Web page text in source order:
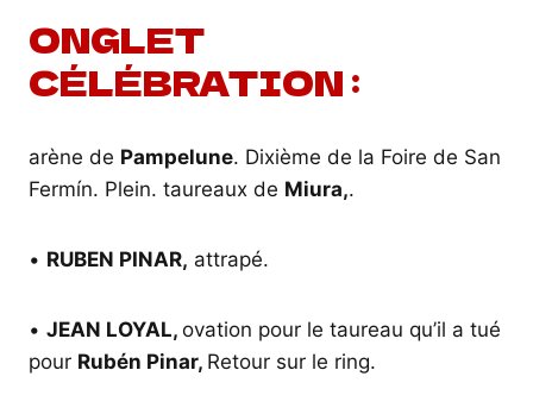
ONGLET
CÉLÉBRATION :
arène de Pampelune. Dixième de la Foire de San
Fermín. Plein. taureaux de Miura,.
• RUBEN PINAR, attrapé.
• JEAN LOYAL, ovation pour le taureau qu’il a tué
pour Rubén Pinar, Retour sur le ring.